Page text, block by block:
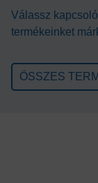
Válassz
termékeinket
ÖSSZES